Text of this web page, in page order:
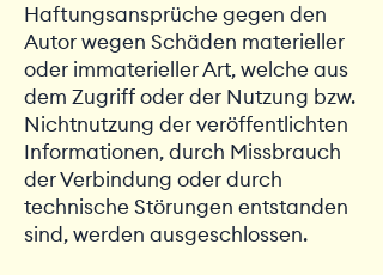
Haftungsansprüche gegen den
Autor wegen Schäden materieller
oder immaterieller Art, welche aus
dem Zugriff oder der Nutzung bzw.
Nichtnutzung der veröffentlichten
Informationen, durch Missbrauch
der Verbindung oder durch
technische Störungen entstanden
sind, werden ausgeschlossen.